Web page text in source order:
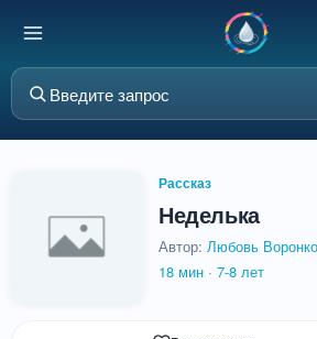
Рассказ
Неделька
Автор: Любовь
18 мин · 7-8 лет